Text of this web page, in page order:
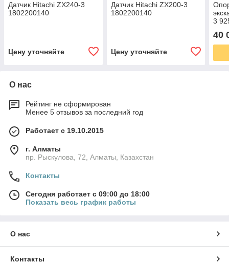
Датчик Hitachi ZX240-3
1802200140
Цену уточняйте
Датчик Hitachi ZX200-3
1802200140
Цену уточняйте
3
40
О нас
Рейтинг не сформирован
Менее 5 отзывов за последний год
Работает с 19.10.2015
г. Алматы
пр. Рыскулова, 72, Алматы, Казахстан
Контакты
Сегодня работает с 09:00 до 18:00
Показать весь график работы
О нас
Контакты